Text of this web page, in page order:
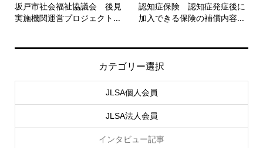
坂戸市社会福祉協議会 後見
実施機関運営プロジェクト...
認知症保険 認知症発症後に
加入できる保険の補償内容...
カテゴリー選択
JLSA個人会員
JLSA法人会員
インタビュー記事